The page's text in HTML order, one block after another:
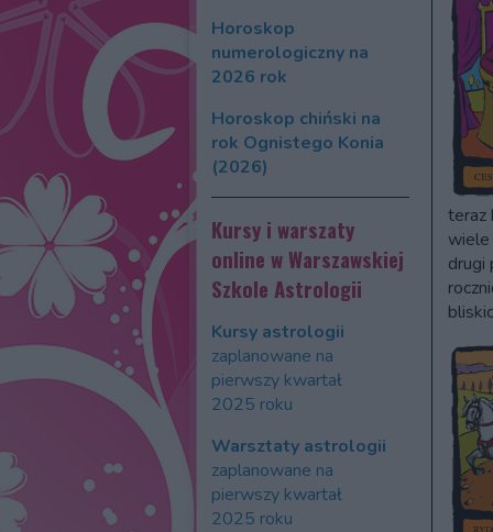
Horoskop
numerologiczny na
2026 rok
Horoskop chiński na
rok Ognistego Konia
(2026)
Kursy i warszaty
online w Warszawskiej
Szkole Astrologii
Kursy astrologii
zaplanowane na
pierwszy kwartał
2025 roku
Warsztaty astrologii
zaplanowane na
pierwszy kwartał
2025 roku
teraz
wiele
drugi